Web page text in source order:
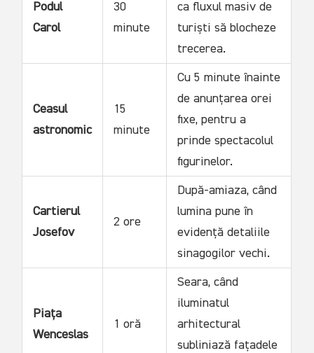
Podul
Carol
30
minute
ca fluxul masiv de
turiști să blocheze
trecerea.
Ceasul
astronomic
15
minute
Cu 5 minute înainte
de anunțarea orei
fixe, pentru a
prinde spectacolul
figurinelor.
Cartierul
Josefov
2 ore
După-amiaza, când
lumina pune în
evidență detaliile
sinagogilor vechi.
Piața
Wenceslas
1 oră
Seara, când
iluminatul
arhitectural
subliniază fațadele